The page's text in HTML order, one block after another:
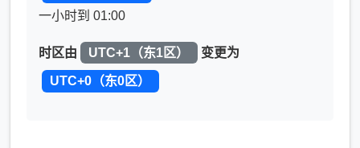
一小时到 01:00
时区由 UTC+1（东1区） 变更为
UTC+0（东0区）